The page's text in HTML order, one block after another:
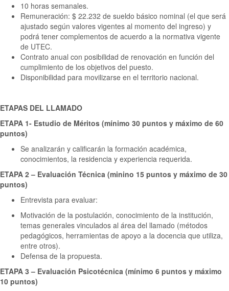
10 horas semanales.
Remuneración: $ 22.232 de sueldo básico nominal (el que será
ajustado según valores vigentes al momento del ingreso) y
podrá tener complementos de acuerdo a la normativa vigente
de UTEC.
Contrato anual con posibilidad de renovación en función del
cumplimiento de los objetivos del puesto.
Disponibilidad para movilizarse en el territorio nacional.
ETAPAS DEL LLAMADO
ETAPA 1- Estudio de Méritos (mínimo 30 puntos y máximo de 60
puntos)
Se analizarán y calificarán la formación académica,
conocimientos, la residencia y experiencia requerida.
ETAPA 2 – Evaluación Técnica (minino 15 puntos y máximo de 30
puntos)
Entrevista para evaluar:
Motivación de la postulación, conocimiento de la institución,
temas generales vinculados al área del llamado (métodos
pedagógicos, herramientas de apoyo a la docencia que utiliza,
entre otros).
Defensa de la propuesta.
ETAPA 3 – Evaluación Psicotécnica (mínimo 6 puntos y máximo
10 puntos)